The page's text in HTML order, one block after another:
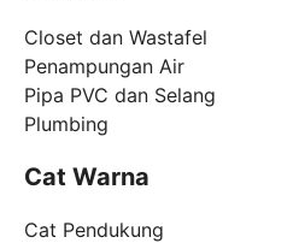
Closet dan Wastafel
Penampungan Air
Pipa PVC dan Selang
Plumbing
Cat Warna
Cat Pendukung